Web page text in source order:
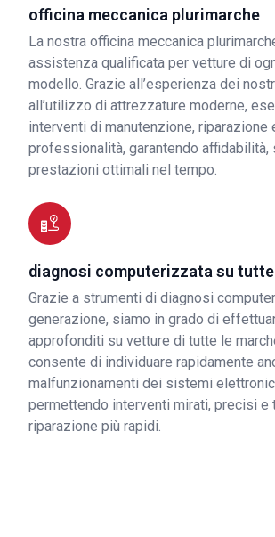
officina meccanica plurimarche
La nostra officina meccanica
assistenza qualificata per vetture di
modello. Grazie all’esperienza dei
all’utilizzo di attrezzature moderne,
interventi di manutenzione, riparazione
professionalità, garantendo affidabilità,
prestazioni ottimali nel tempo.
diagnosi computerizzata su
Grazie a strumenti di diagnosi
generazione, siamo in grado di
approfonditi su vetture di tutte le
consente di individuare rapidamente
malfunzionamenti dei sistemi
permettendo interventi mirati, precisi e
riparazione più rapidi.